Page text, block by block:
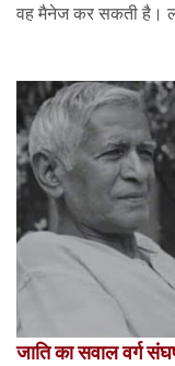
वह मैनेज कर सकती है।
जाति का सवाल वर्ग